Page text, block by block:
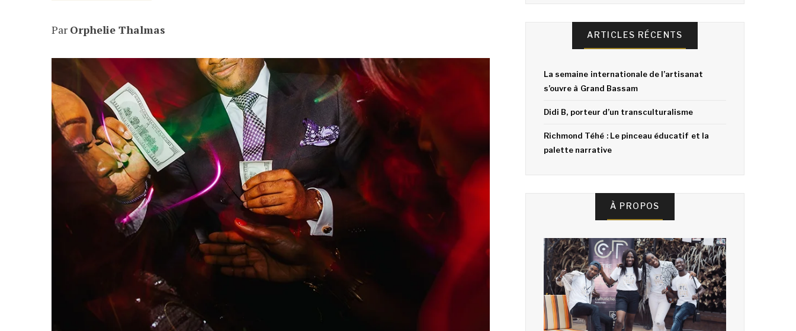
Par Orphelie Thalmas ARTICLES RÉCENTS
La semaine internationale de l’artisanat
s’ouvre à Grand Bassam
Didi B, porteur d’un transculturalisme
Richmond Téhé : Le pinceau éducatif et la
palette narrative
À PROPOS